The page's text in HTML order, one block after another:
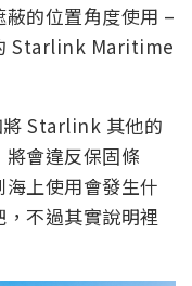
的位置角度使用 –
Starlink Maritime
將 Starlink 其他的
會違反保固條
上使用會發生什
不過其實說明裡